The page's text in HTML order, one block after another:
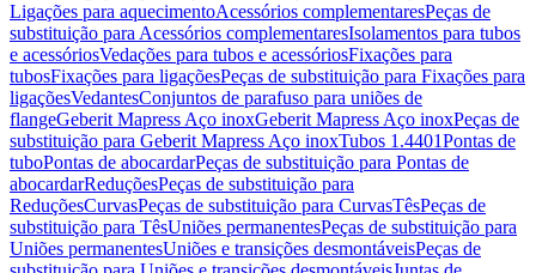
Ligações para aquecimentoAcessórios complementaresPeças de
substituição para Acessórios complementaresIsolamentos para tubos
e acessóriosVedações para tubos e acessóriosFixações para
tubosFixações para ligaçõesPeças de substituição para Fixações para
ligaçõesVedantesConjuntos de parafuso para uniões de
flangeGeberit Mapress Aço inoxGeberit Mapress Aço inoxPeças de
substituição para Geberit Mapress Aço inoxTubos 1.4401Pontas de
tuboPontas de abocardarPeças de substituição para Pontas de
abocardarReduçõesPeças de substituição para
ReduçõesCurvasPeças de substituição para CurvasTêsPeças de
substituição para TêsUniões permanentesPeças de substituição para
Uniões permanentesUniões e transições desmontáveisPeças de